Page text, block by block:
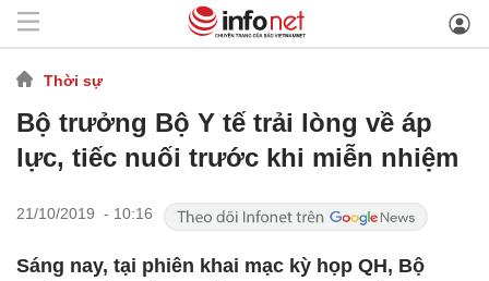
Thời sự
Bộ trưởng Bộ Y tế trải lòng về áp
lực, tiếc nuối trước khi miễn nhiệm
21/10/2019 - 10:16
Sáng nay, tại phiên khai mạc kỳ họp QH, Bộ